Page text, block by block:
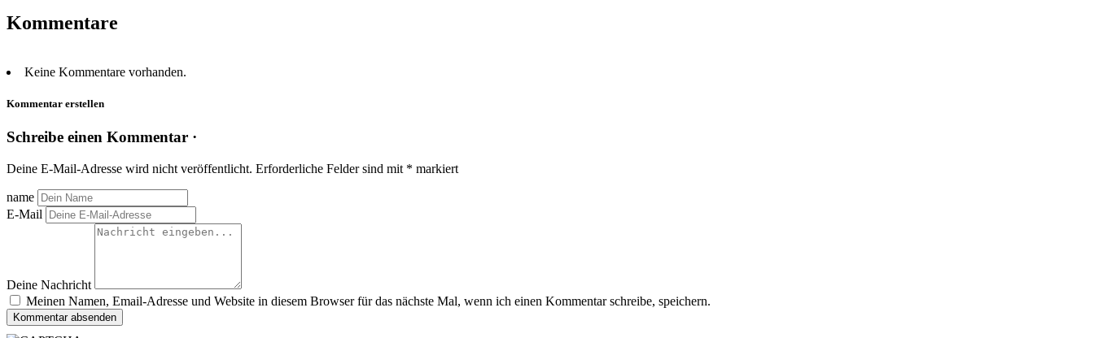
Kommentare
Keine Kommentare vorhanden.
Kommentar erstellen
Schreibe einen Kommentar ·
Deine E-Mail-Adresse wird nicht veröffentlicht. Erforderliche Felder sind mit * markiert
name
E-Mail
Deine Nachricht
Meinen Namen, Email-Adresse und Website in diesem Browser für das nächste Mal, wenn ich einen Kommentar schreibe, speichern.
Kommentar absenden